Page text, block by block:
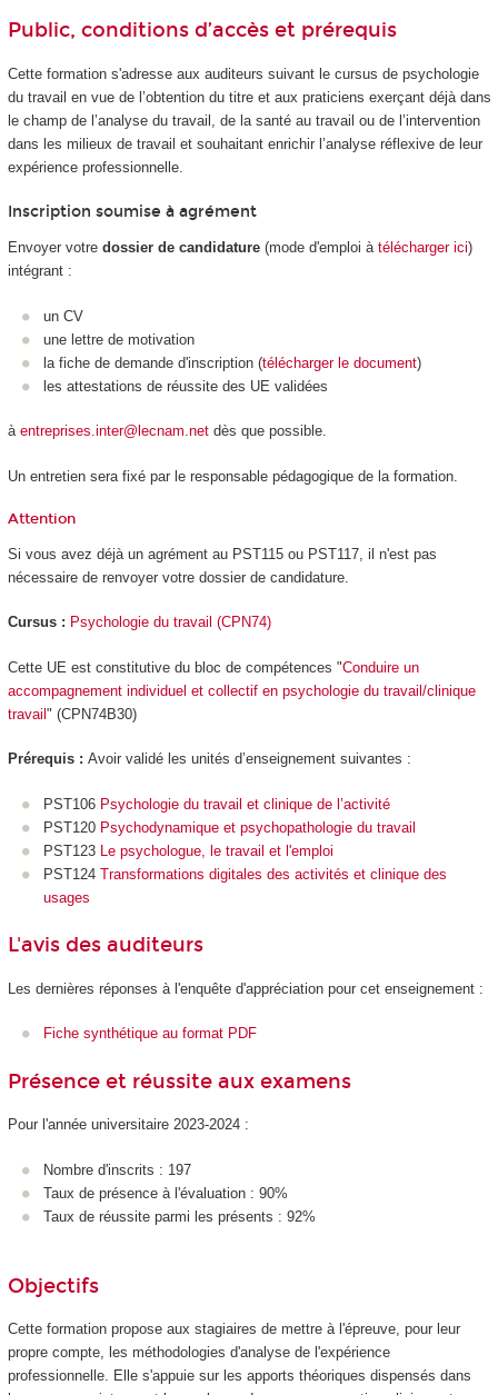
Public, conditions d’accès et prérequis
Cette formation s'adresse aux auditeurs suivant le cursus de psychologie
du travail en vue de l’obtention du titre et aux praticiens exerçant déjà dans
le champ de l’analyse du travail, de la santé au travail ou de l’intervention
dans les milieux de travail et souhaitant enrichir l’analyse réflexive de leur
expérience professionnelle.
Inscription soumise à agrément
Envoyer votre dossier de candidature(mode d'emploi à télécharger ici)
intégrant :
un CV
une lettre de motivation
la fiche de demande d'inscription (télécharger le document)
les attestations de réussite des UE validées
à entreprises.inter@lecnam.netdès que possible.
Un entretien sera fixé par le responsable pédagogique de la formation.
Attention
Si vous avez déjà un agrémentau PST115 ou PST117, il n'est pas
nécessaire de renvoyer votre dossier de candidature.
Cursus : Psychologie du travail (CPN74)
Cette UE est constitutive du bloc de compétences "Conduire un
accompagnement individuel et collectif en psychologie du travail/clinique
travail " (CPN74B30)
Prérequis : Avoir validé les unités d’enseignement suivantes :
PST106 Psychologie du travail et clinique de l’activité
PST120 Psychodynamique et psychopathologie du travail
PST123
Le psychologue, le travail et l'emploi
PST124 Transformations digitales des activités et clinique des
usages
L'avis des auditeurs
Les dernières réponses à l'enquête d'appréciation pour cet enseignement :
Fiche synthétique au format PDF
Présence et réussite aux examens
Pour l'année universitaire 2023-2024 :
Nombre d'inscrits : 197
Taux de présence à l'évaluation : 90%
Taux de réussite parmi les présents : 92%
Objectifs
Cette formation propose aux stagiaires de mettre à l'épreuve, pour leur
propre compte, les méthodologies d'analyse de l'expérience
professionnelle. Elle s'appuie sur les apports théoriques dispensés dans